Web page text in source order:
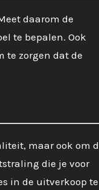
daarom de
te bepalen. Ook
te zorgen dat de
maar ook om
die je voor
in de uitverkoop te